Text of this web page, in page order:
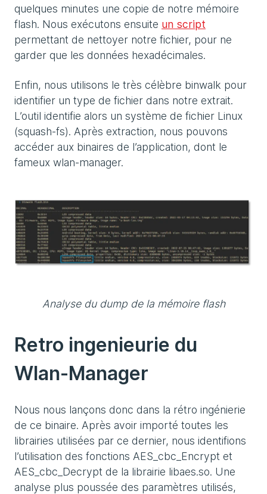
quelques minutes une copie de notre mémoire
flash. Nous exécutons ensuite un script
permettant de nettoyer notre fichier, pour ne
garder que les données hexadécimales.
Enfin, nous utilisons le très célèbre binwalk pour
identifier un type de fichier dans notre extrait.
L’outil identifie alors un système de fichier Linux
(squash-fs). Après extraction, nous pouvons
accéder aux binaires de l’application, dont le
fameux wlan-manager.
Analyse du dump de la mémoire flash
Retro ingenieurie du
Wlan-Manager
Nous nous lançons donc dans la rétro ingénierie
de ce binaire. Après avoir importé toutes les
librairies utilisées par ce dernier, nous identifions
l’utilisation des fonctions AES_cbc_Encrypt et
AES_cbc_Decrypt de la librairie libaes.so. Une
analyse plus poussée des paramètres utilisés,